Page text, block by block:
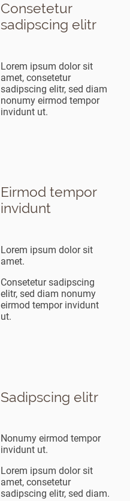
Consetetur
sadipscing elitr
Lorem ipsum dolor sit
amet, consetetur
sadipscing elitr, sed diam
nonumy eirmod tempor
invidunt ut.
Eirmod tempor
invidunt
Lorem ipsum dolor sit
amet.
Consetetur sadipscing
elitr, sed diam nonumy
eirmod tempor invidunt
ut.
Sadipscing elitr
Nonumy eirmod tempor
invidunt ut.
Lorem ipsum dolor sit
amet, consetetur
sadipscing elitr, sed diam.